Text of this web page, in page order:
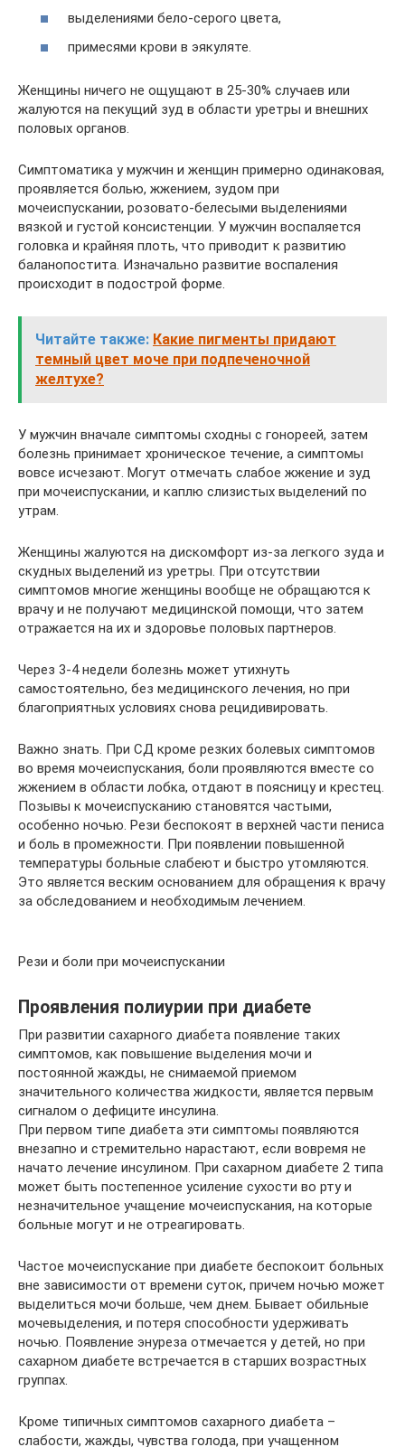
выделениями бело-серого цвета,
примесями крови в эякуляте.
Женщины ничего не ощущают в 25-30% случаев или
жалуются на пекущий зуд в области уретры и внешних
половых органов.
Симптоматика у мужчин и женщин примерно одинаковая,
проявляется болью, жжением, зудом при
мочеиспускании, розовато-белесыми выделениями
вязкой и густой консистенции. У мужчин воспаляется
головка и крайняя плоть, что приводит к развитию
баланопостита. Изначально развитие воспаления
происходит в подострой форме.
Читайте также: Какие пигменты придают
темный цвет моче при подпеченочной
желтухе?
У мужчин вначале симптомы сходны с гонореей, затем
болезнь принимает хроническое течение, а симптомы
вовсе исчезают. Могут отмечать слабое жжение и зуд
при мочеиспускании, и каплю слизистых выделений по
утрам.
Женщины жалуются на дискомфорт из-за легкого зуда и
скудных выделений из уретры. При отсутствии
симптомов многие женщины вообще не обращаются к
врачу и не получают медицинской помощи, что затем
отражается на их и здоровье половых партнеров.
Через 3-4 недели болезнь может утихнуть
самостоятельно, без медицинского лечения, но при
благоприятных условиях снова рецидивировать.
Важно знать. При СД кроме резких болевых симптомов
во время мочеиспускания, боли проявляются вместе со
жжением в области лобка, отдают в поясницу и крестец.
Позывы к мочеиспусканию становятся частыми,
особенно ночью. Рези беспокоят в верхней части пениса
и боль в промежности. При появлении повышенной
температуры больные слабеют и быстро утомляются.
Это является веским основанием для обращения к врачу
за обследованием и необходимым лечением.
Рези и боли при мочеиспускании
Проявления полиурии при диабете
При развитии сахарного диабета появление таких
симптомов, как повышение выделения мочи и
постоянной жажды, не снимаемой приемом
значительного количества жидкости, является первым
сигналом о дефиците инсулина.
При первом типе диабета эти симптомы появляются
внезапно и стремительно нарастают, если вовремя не
начато лечение инсулином. При сахарном диабете 2 типа
может быть постепенное усиление сухости во рту и
незначительное учащение мочеиспускания, на которые
больные могут и не отреагировать.
Частое мочеиспускание при диабете беспокоит больных
вне зависимости от времени суток, причем ночью может
выделиться мочи больше, чем днем. Бывает обильные
мочевыделения, и потеря способности удерживать
ночью. Появление энуреза отмечается у детей, но при
сахарном диабете встречается в старших возрастных
группах.
Кроме типичных симптомов сахарного диабета –
слабости, жажды, чувства голода, при учащенном